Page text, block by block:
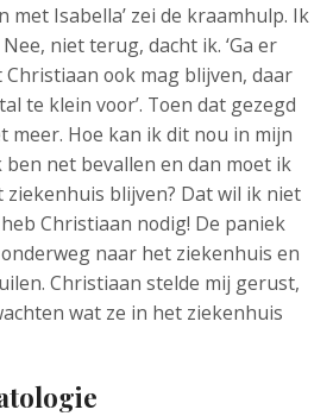
met Isabella’ zei de kraamhulp. Ik
niet terug, dacht ik. ‘Ga er
ook mag blijven, daar
te klein voor’. Toen dat gezegd
meer. Hoe kan ik dit nou in mijn
ben net bevallen en dan moet ik
blijven? Dat wil ik niet
Christiaan nodig! De paniek
naar het ziekenhuis en
Christiaan stelde mij gerust,
wat ze in het ziekenhuis